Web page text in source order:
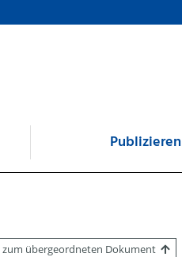
Publizieren
zum übergeordneten Dokument